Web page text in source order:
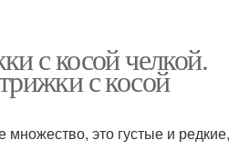
с косой челкой.
с косой
множество, это густые и редкие,